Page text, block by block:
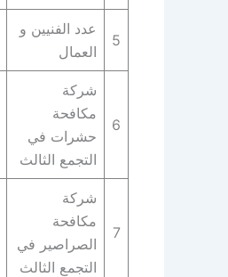
5
عدد الفنيين و
العمال
6
شركة
مكافحة
حشرات في
التجمع الثالث
7
شركة
مكافحة
الصراصير في
التجمع الثالث